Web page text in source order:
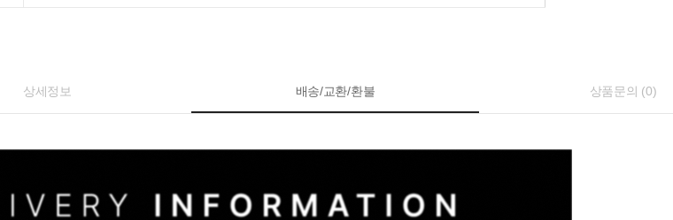
상세정보 배송/교환/환불 상품문의 (0)